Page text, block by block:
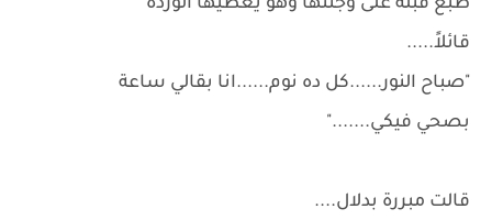
طبع قبلة على وجنتها وهو يعطيها الوردة
قائلاً.....
"صباح النور......كل ده نوم......انا بقالي ساعة
بصحي فيكي......."
قالت مبررة بدلال....